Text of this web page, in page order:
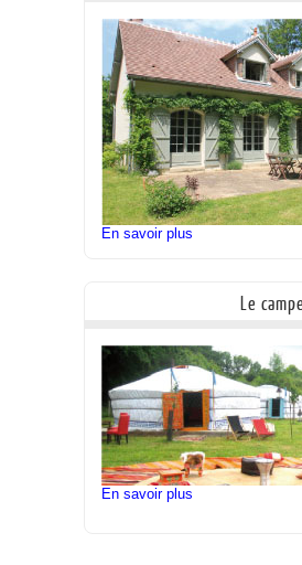
En savoir plus
Le
En savoir plus